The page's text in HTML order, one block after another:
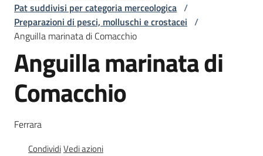
Dop,
Igp,
Stg
agroalimentari
Vini
Docg,
e
Pat suddivisi per categoria merceologica /
Preparazioni di pesci, molluschi e crostacei /
Anguilla marinata di Comacchio
Anguilla marinata di
Comacchio
Ferrara
CondividiVedi azioni